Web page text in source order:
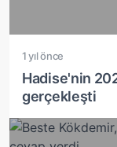
1 yıl önce
Hadise'nin
gerçekleşti